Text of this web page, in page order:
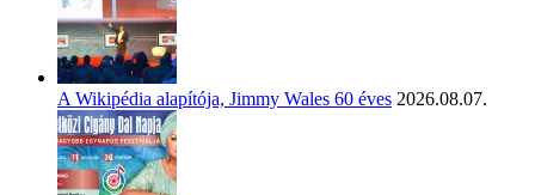
A Wikipédia alapítója, Jimmy Wales 60 éves 2026.08.07.